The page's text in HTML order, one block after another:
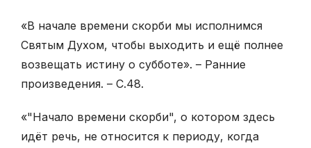
«В начале времени скорби мы исполнимся
Святым Духом, чтобы выходить и ещё полнее
возвещать истину о субботе». – Ранние
произведения. – С.48.
«"Начало времени скорби", о котором здесь
идёт речь, не относится к периоду, когда